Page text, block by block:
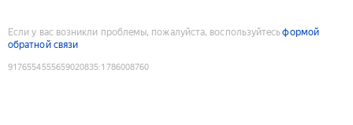
Если у вас возникли проблемы, пожалуйста, воспользуйтесьформой
обратной связи
9176554555659020835:1786008760